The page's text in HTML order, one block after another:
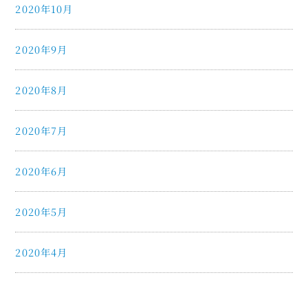
2020年10月
2020年9月
2020年8月
2020年7月
2020年6月
2020年5月
2020年4月